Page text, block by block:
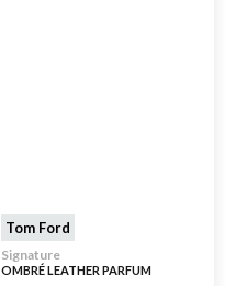
Tom Ford
Signature
OMBRÉ LEATHER PARFUM